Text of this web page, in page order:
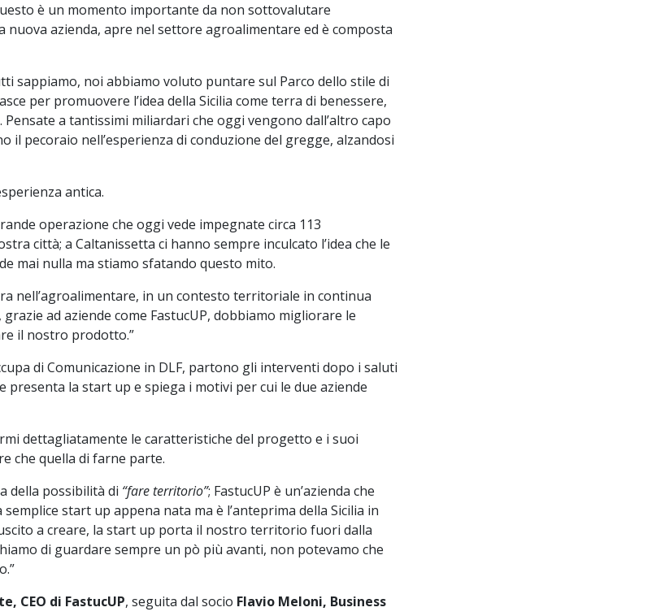
è un momento importante da non sottovalutare
azienda, apre nel settore agroalimentare ed è composta
sappiamo, noi abbiamo voluto puntare sul Parco dello stile di
per promuovere l’idea della Sicilia come terra di benessere,
a tantissimi miliardari che oggi vengono dall’altro capo
il pecoraio nell’esperienza di conduzione del gregge, alzandosi
antica.
operazione che oggi vede impegnate circa 113
città; a Caltanissetta ci hanno sempre inculcato l’idea che le
mai nulla ma stiamo sfatando questo mito.
nell’agroalimentare, in un contesto territoriale in continua
ad aziende come FastucUP, dobbiamo migliorare le
il nostro prodotto.”
di Comunicazione in DLF, partono gli interventi dopo i saluti
presenta la start up e spiega i motivi per cui le due aziende
dettagliatamente le caratteristiche del progetto e i suoi
che quella di farne parte.
della possibilità di “fare territorio”; FastucUP è un’azienda che
start up appena nata ma è l’anteprima della Sicilia in
a creare, la start up porta il nostro territorio fuori dalla
di guardare sempre un pò più avanti, non potevamo che
CEO di FastucUP, seguita dal socio Flavio Meloni, Business